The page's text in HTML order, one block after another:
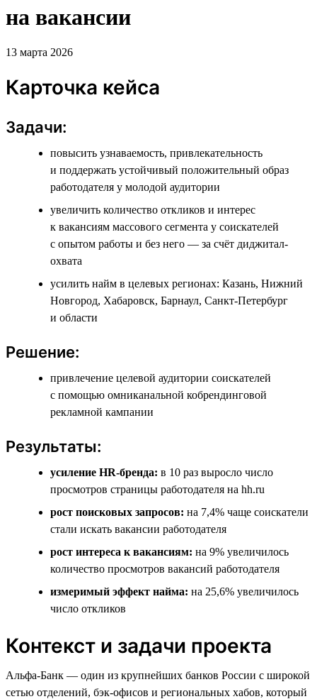
на вакансии
13 марта 2026
Карточка кейса
Задачи:
повысить узнаваемость, привлекательность
и поддержать устойчивый положительный образ
работодателя у молодой аудитории
увеличить количество откликов и интерес
к вакансиям массового сегмента у соискателей
с опытом работы и без него — за счёт диджитал-
охвата
усилить найм в целевых регионах: Казань, Нижний
Новгород, Хабаровск, Барнаул, Санкт-Петербург
и области
Решение:
привлечение целевой аудитории соискателей
с помощью омниканальной кобрендинговой
рекламной кампании
Результаты:
усиление HR-бренда: в 10 раз выросло число
просмотров страницы работодателя на hh.ru
рост поисковых запросов: на 7,4% чаще соискатели
стали искать вакансии работодателя
рост интереса к вакансиям: на 9% увеличилось
количество просмотров вакансий работодателя
измеримый эффект найма: на 25,6% увеличилось
число откликов
Контекст и задачи проекта
Альфа-Банк — один из крупнейших банков России с широкой
сетью отделений, бэк-офисов и региональных хабов, который